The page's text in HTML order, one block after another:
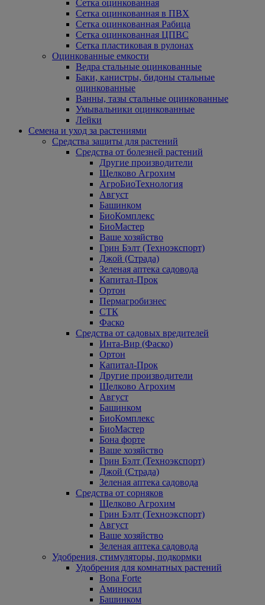
Сетка оцинкованная
Сетка оцинкованная в ПВХ
Сетка оцинкованная Рабица
Сетка оцинкованная ЦПВС
Сетка пластиковая в рулонах
Оцинкованные емкости
Ведра стальные оцинкованные
Баки, канистры, бидоны стальные
оцинкованные
Ванны, тазы стальные оцинкованные
Умывальники оцинкованные
Лейки
Семена и уход за растениями
Средства защиты для растений
Средства от болезней растений
Другие производители
Щелково Агрохим
АгроБиоТехнология
Август
Башинком
БиоКомплекс
БиоМастер
Ваше хозяйство
Грин Бэлт (Техноэкспорт)
Джой (Страда)
Зеленая аптека садовода
Капитал-Прок
Ортон
Пермагробизнес
СТК
Фаско
Средства от садовых вредителей
Инта-Вир (Фаско)
Ортон
Капитал-Прок
Другие производители
Щелково Агрохим
Август
Башинком
БиоКомплекс
БиоМастер
Бона форте
Ваше хозяйство
Грин Бэлт (Техноэкспорт)
Джой (Страда)
Зеленая аптека садовода
Средства от сорняков
Щелково Агрохим
Грин Бэлт (Техноэкспорт)
Август
Ваше хозяйство
Зеленая аптека садовода
Удобрения, стимуляторы, подкормки
Удобрения для комнатных растений
Bona Forte
Аминосил
Башинком